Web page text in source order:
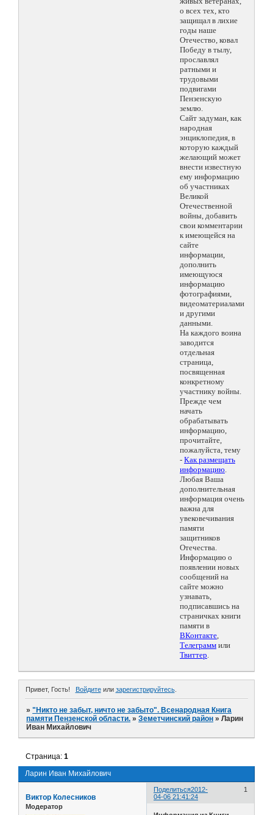
о всех тех, кто
защищал в лихие
годы наше
Отечество, ковал
Победу в тылу,
прославлял
ратными и
трудовыми
подвигами
Пензенскую
землю.
Сайт задуман, как
народная
энциклопедия, в
которую каждый
желающий может
внести известную
ему информацию
об участниках
Великой
Отечественной
войны, добавить
свои комментарии
к имеющейся на
сайте
информации,
дополнить
имеющуюся
информацию
фотографиями,
видеоматериалами
и другими
данными.
На каждого воина
заводится
отдельная
страница,
посвященная
конкретному
участнику войны.
Прежде чем
начать
обрабатывать
информацию,
прочитайте,
пожалуйста, тему
- Как размещать
информацию.
Любая Ваша
дополнительная
информация очень
важна для
увековечивания
памяти
защитников
Отечества.
Информацию о
появлении новых
сообщений на
сайте можно
узнавать,
подписавшись на
страничках книги
памяти в
ВКонтакте,
Телеграмм или
Твиттер.
Привет, Гость! Войдитеили зарегистрируйтесь.
»"Никто не забыт, ничто не забыто". Всенародная Книга
памяти Пензенской области. »Земетчинский район »Ларин
Иван Михайлович
Ларин Иван Михайлович
Страница:1
Поделиться 1
2012-
04-06 21:41:24
Виктор Колесников
Модератор